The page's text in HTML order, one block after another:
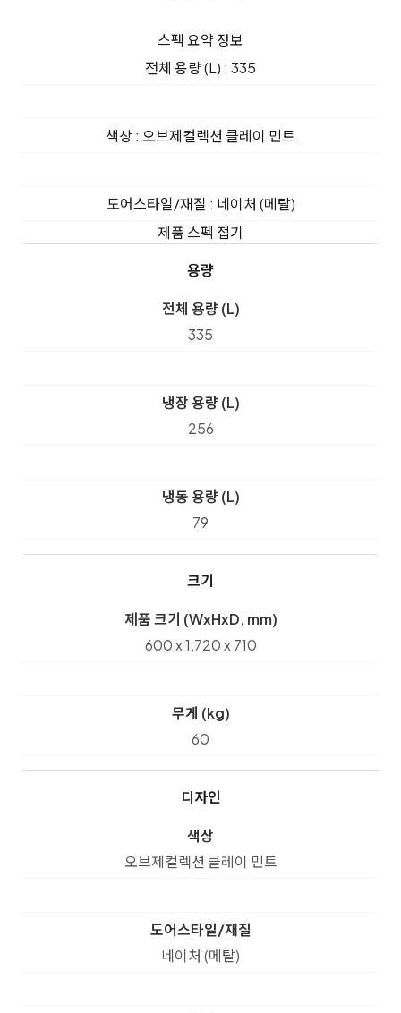
스펙 요약 정보
전체 용량 (L) : 335
색상 : 오브제컬렉션 클레이 민트
도어스타일/재질 : 네이처 (메탈)
제품 스펙 접기
용량
전체 용량 (L)
335
냉장 용량 (L)
256
냉동 용량 (L)
79
크기
제품 크기 (WxHxD, mm)
600 x 1,720 x 710
무게 (kg)
60
디자인
색상
오브제컬렉션 클레이 민트
도어스타일/재질
네이처 (메탈)